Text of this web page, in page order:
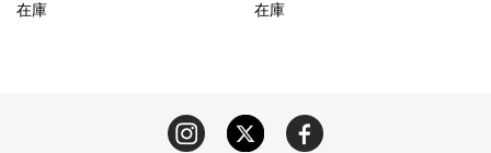
在庫
在庫